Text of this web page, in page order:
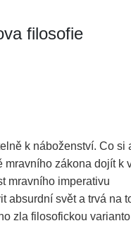
filosofie
k náboženství. Co si
mravního zákona dojít k
mravního imperativu
absurdní svět a trvá na
zla filosofickou